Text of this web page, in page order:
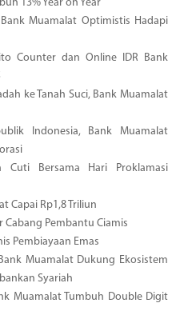
13% Year on Year
Muamalat Optimistis Hadapi
Counter dan Online IDR Bank
ke Tanah Suci, Bank Muamalat
Indonesia, Bank Muamalat
Cuti Bersama Hari Proklamasi
Capai Rp1,8 Triliun
Cabang Pembantu Ciamis
Pembiayaan Emas
Muamalat Dukung Ekosistem
Syariah
Muamalat Tumbuh Double Digit